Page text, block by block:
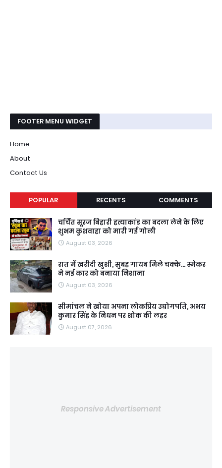
FOOTER MENU WIDGET
Home
About
Contact Us
POPULAR RECENTS COMMENTS
चर्चित सूरज बिहारी हत्याकांड का बदला लेने के लिए
शुभम कुशवाहा को मारी गई गोली
August 03, 2026
रात में खरीदी खुशी, सुबह गायब मिले चक्के... स्मेकर
ने नई कार को बनाया निशाना
August 03, 2026
सीमांचल ने खोया अपना लोकप्रिय उद्योगपति, अभय
कुमार सिंह के निधन पर शोक की लहर
August 07, 2026
Responsive Advertisement